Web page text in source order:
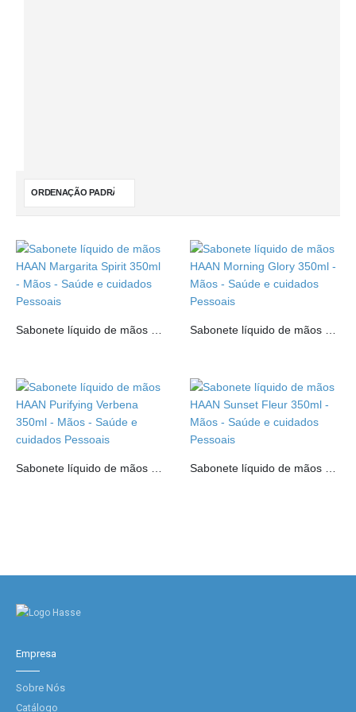
Sabonete líquido de mãos HAAN Purifying Verbena 350ml Sabonete líquido de mãos HAAN Sunset Fleur 350ml
Empresa
Sobre Nós
Catálogo